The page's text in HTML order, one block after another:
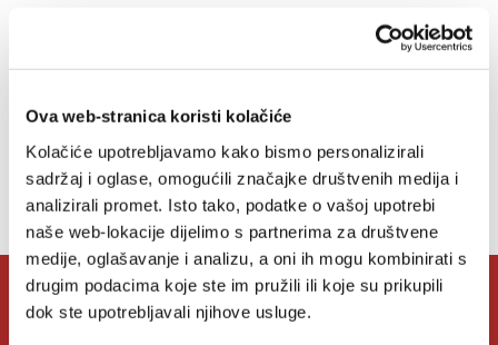
Ova web-stranica koristi kolačiće
Kolačiće upotrebljavamo kako bismo personalizirali
sadržaj i oglase, omogućili značajke društvenih medija i
analizirali promet. Isto tako, podatke o vašoj upotrebi
naše web-lokacije dijelimo s partnerima za društvene
medije, oglašavanje i analizu, a oni ih mogu kombinirati s
drugim podacima koje ste im pružili ili koje su prikupili
dok ste upotrebljavali njihove usluge.
Lista želja
Nemate artikala u svojoj listi želja.
O Verbumu